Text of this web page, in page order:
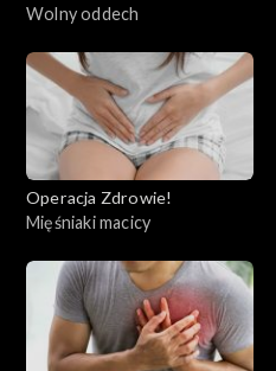
Wolny oddech
Operacja Zdrowie!
Mięśniaki macicy